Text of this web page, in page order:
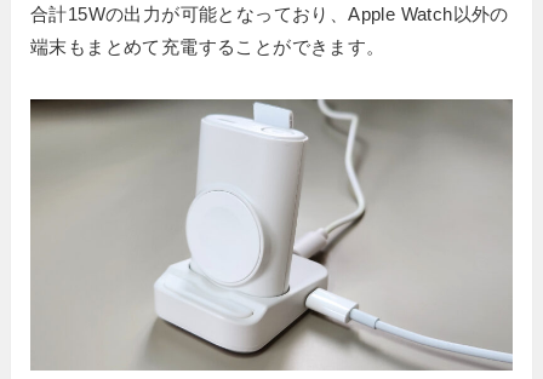
合計15Wの出力が可能となっており、Apple Watch以外の
端末もまとめて充電することができます。